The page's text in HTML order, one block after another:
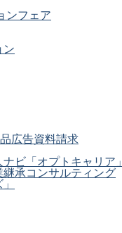
ンフェア
ン
広告資料請求
ビ「オプトキャリア」
承コンサルティング